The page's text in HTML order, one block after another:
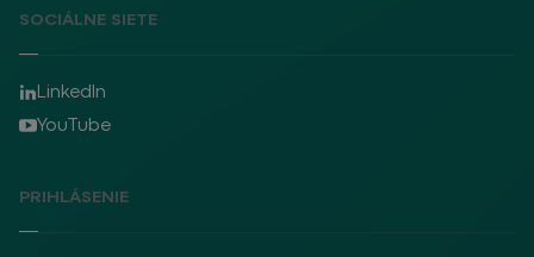
SOCIÁLNE SIETE
LinkedIn
YouTube
PRIHLÁSENIE